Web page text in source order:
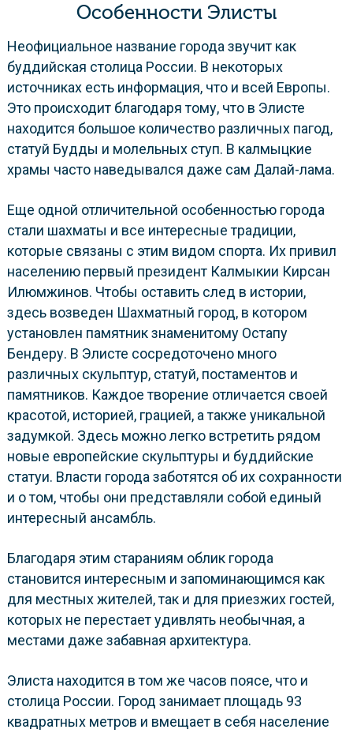
Особенности Элисты
Неофициальное название города звучит как
буддийская столица России. В некоторых
источниках есть информация, что и всей Европы.
Это происходит благодаря тому, что в Элисте
находится большое количество различных пагод,
статуй Будды и молельных ступ. В калмыцкие
храмы часто наведывался даже сам Далай-лама.
Еще одной отличительной особенностью города
стали шахматы и все интересные традиции,
которые связаны с этим видом спорта. Их привил
населению первый президент Калмыкии Кирсан
Илюмжинов. Чтобы оставить след в истории,
здесь возведен Шахматный город, в котором
установлен памятник знаменитому Остапу
Бендеру. В Элисте сосредоточено много
различных скульптур, статуй, постаментов и
памятников. Каждое творение отличается своей
красотой, историей, грацией, а также уникальной
задумкой. Здесь можно легко встретить рядом
новые европейские скульптуры и буддийские
статуи. Власти города заботятся об их сохранности
и о том, чтобы они представляли собой единый
интересный ансамбль.
Благодаря этим стараниям облик города
становится интересным и запоминающимся как
для местных жителей, так и для приезжих гостей,
которых не перестает удивлять необычная, а
местами даже забавная архитектура.
Элиста находится в том же часов поясе, что и
столица России. Город занимает площадь 93
квадратных метров и вмещает в себя население